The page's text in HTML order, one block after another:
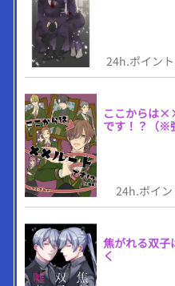
24h.ポイン
ここからは
です！？（※
24h.ポイ
焦がれる双子
く